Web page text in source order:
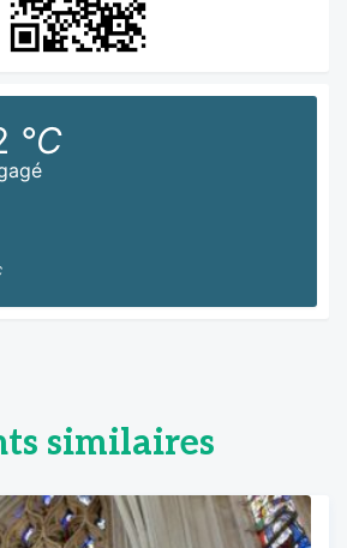
°C
similaires